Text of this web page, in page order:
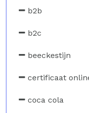
b2b
b2c
beeckestijn
certificaat
coca cola